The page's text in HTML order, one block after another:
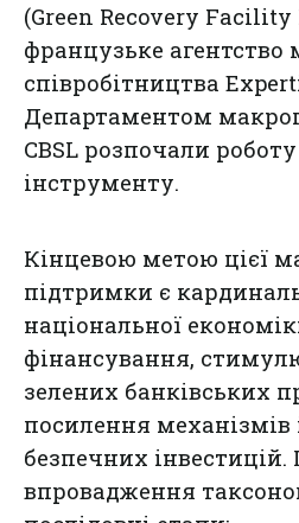
(Green Recovery Facility
французьке агентство
співробітництва
Департаментом
CBSL розпочали
інструменту.
Кінцевою метою цієї
підтримки є
національної
фінансування,
зелених банківських
посилення механізмів
безпечних
впровадження